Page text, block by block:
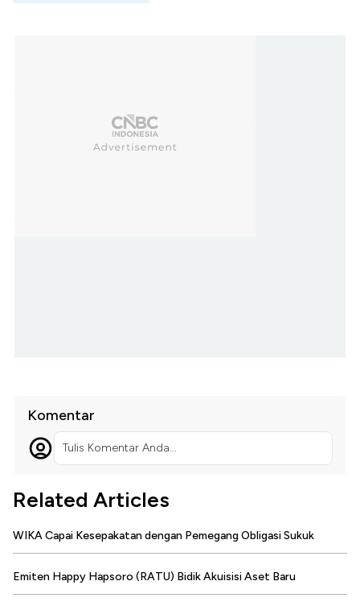
Komentar
Tulis Komentar Anda...
Related Articles
WIKA Capai Kesepakatan dengan Pemegang Obligasi Sukuk
Emiten Happy Hapsoro (RATU) Bidik Akuisisi Aset Baru